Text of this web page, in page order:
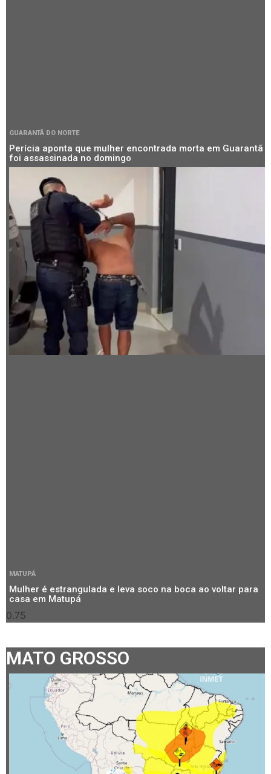
GUARANTÃ DO NORTE
Perícia aponta que mulher encontrada morta em Guarantã
foi assassinada no domingo
MATUPÁ
Mulher é estrangulada e leva soco na boca ao voltar para
casa em Matupá
MATO GROSSO